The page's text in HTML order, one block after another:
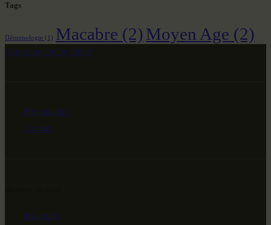
Tags
Démonologie (1) Macabre (2) Moyen Age (2)
Syndrome de Stendhal
Presentation
Contact
Instagram